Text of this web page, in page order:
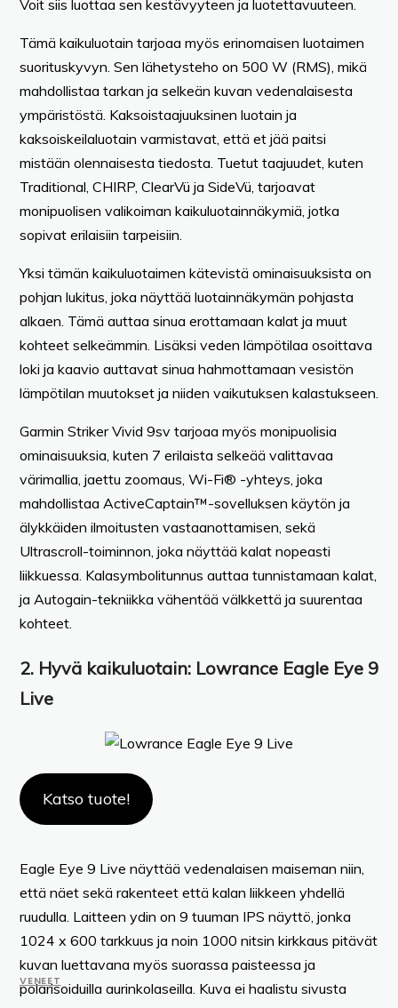
VENEET
Voit siis luottaa sen kestävyyteen ja luotettavuuteen.
Tämä kaikuluotain tarjoaa myös erinomaisen luotaimen
suorituskyvyn. Sen lähetysteho on 500 W (RMS), mikä
mahdollistaa tarkan ja selkeän kuvan vedenalaisesta
ympäristöstä. Kaksoistaajuuksinen luotain ja
kaksoiskeilaluotain varmistavat, että et jää paitsi
mistään olennaisesta tiedosta. Tuetut taajuudet, kuten
Traditional, CHIRP, ClearVü ja SideVü, tarjoavat
monipuolisen valikoiman kaikuluotainnäkymiä, jotka
sopivat erilaisiin tarpeisiin.
Yksi tämän kaikuluotaimen kätevistä ominaisuuksista on
pohjan lukitus, joka näyttää luotainnäkymän pohjasta
alkaen. Tämä auttaa sinua erottamaan kalat ja muut
kohteet selkeämmin. Lisäksi veden lämpötilaa osoittava
loki ja kaavio auttavat sinua hahmottamaan vesistön
lämpötilan muutokset ja niiden vaikutuksen kalastukseen.
Garmin Striker Vivid 9sv tarjoaa myös monipuolisia
ominaisuuksia, kuten 7 erilaista selkeää valittavaa
värimallia, jaettu zoomaus, Wi-Fi® -yhteys, joka
mahdollistaa ActiveCaptain™-sovelluksen käytön ja
älykkäiden ilmoitusten vastaanottamisen, sekä
Ultrascroll-toiminnon, joka näyttää kalat nopeasti
liikkuessa. Kalasymbolitunnus auttaa tunnistamaan kalat,
ja Autogain-tekniikka vähentää välkkettä ja suurentaa
kohteet.
2. Hyvä kaikuluotain: Lowrance Eagle Eye 9
Live
Katso tuote!
Eagle Eye 9 Live näyttää vedenalaisen maiseman niin,
että näet sekä rakenteet että kalan liikkeen yhdellä
ruudulla. Laitteen ydin on 9 tuuman IPS näyttö, jonka
1024 x 600 tarkkuus ja noin 1000 nitsin kirkkaus pitävät
kuvan luettavana myös suorassa paisteessa ja
polarisoiduilla aurinkolaseilla. Kuva ei haalistu sivusta